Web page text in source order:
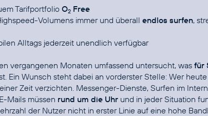
Tarifportfolio O2 Free
Volumens immer und überall endlos surfen,
Alltags jederzeit unendlich verfügbar
vergangenen Monaten umfassend untersucht, wasfür
Ein Wunsch steht dabei an vorderster Stelle: Wer
Zeit verzichten. Messenger-Dienste, Surfen im
Mails müssen rund um die Uhr und in jeder Situation
der Nutzer nicht in erster Linie auf eine hohe